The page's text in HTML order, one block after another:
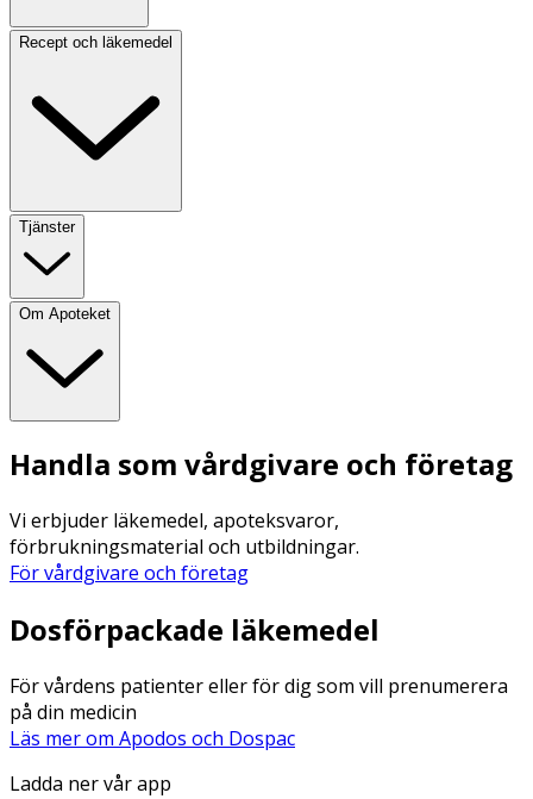
Recept och läkemedel
Tjänster
Om Apoteket
Handla som vårdgivare och företag
Vi erbjuder läkemedel, apoteksvaror,
förbrukningsmaterial och utbildningar.
För vårdgivare och företag
Dosförpackade läkemedel
För vårdens patienter eller för dig som vill prenumerera
på din medicin
Läs mer om Apodos och Dospac
Ladda ner vår app